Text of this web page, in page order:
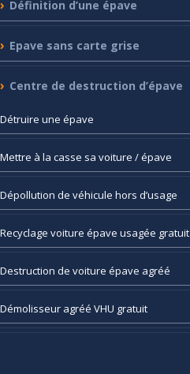
Définition d’une épave
Epave sans carte grise
Centre de destruction d’épave
Détruire une épave
Mettre à la casse sa voiture / épave
Dépollution de véhicule hors d’usage
Recyclage voiture épave usagée gratuit
Destruction de voiture épave agréé
Démolisseur agréé VHU gratuit